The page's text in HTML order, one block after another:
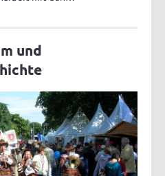
und